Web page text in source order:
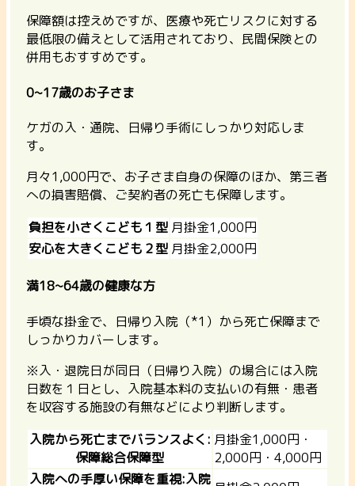
保障額は控えめですが、医療や死亡リスクに対する
最低限の備えとして活用されており、民間保険との
併用もおすすめです。
0~17歳のお子さま
ケガの入・通院、日帰り手術にしっかり対応しま
す。
月々1,000円で、お子さま自身の保障のほか、第三者
への損害賠償、ご契約者の死亡も保障します。
負担を小さくこども１型 月掛金1,000円
安心を大きくこども２型 月掛金2,000円
満18~64歳の健康な方
手頃な掛金で、日帰り入院（*1）から死亡保障まで
しっかりカバーします。
※入・退院日が同日（日帰り入院）の場合には入院
日数を１日とし、入院基本料の支払いの有無・患者
を収容する施設の有無などにより判断します。
入院から死亡までバランスよく:
保障総合保障型
月掛金1,000円・
2,000円・4,000円
入院への手厚い保障を重視:入院